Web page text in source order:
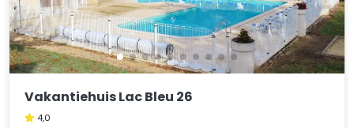
Vakantiehuis Lac Bleu 26
4,0